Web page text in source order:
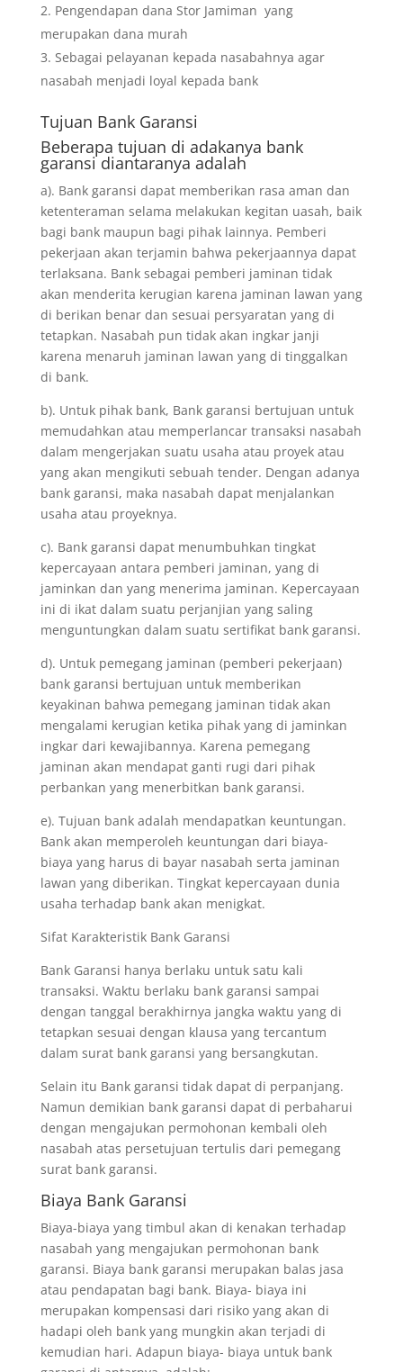
Pengendapan dana Stor Jamiman yang
merupakan dana murah
Sebagai pelayanan kepada nasabahnya agar
nasabah menjadi loyal kepada bank
Tujuan Bank Garansi
Beberapa tujuan di adakanya bank
garansi diantaranya adalah
a). Bank garansi dapat memberikan rasa aman dan
ketenteraman selama melakukan kegitan uasah, baik
bagi bank maupun bagi pihak lainnya. Pemberi
pekerjaan akan terjamin bahwa pekerjaannya dapat
terlaksana. Bank sebagai pemberi jaminan tidak
akan menderita kerugian karena jaminan lawan yang
di berikan benar dan sesuai persyaratan yang di
tetapkan. Nasabah pun tidak akan ingkar janji
karena menaruh jaminan lawan yang di tinggalkan
di bank.
b). Untuk pihak bank, Bank garansi bertujuan untuk
memudahkan atau memperlancar transaksi nasabah
dalam mengerjakan suatu usaha atau proyek atau
yang akan mengikuti sebuah tender. Dengan adanya
bank garansi, maka nasabah dapat menjalankan
usaha atau proyeknya.
c). Bank garansi dapat menumbuhkan tingkat
kepercayaan antara pemberi jaminan, yang di
jaminkan dan yang menerima jaminan. Kepercayaan
ini di ikat dalam suatu perjanjian yang saling
menguntungkan dalam suatu sertifikat bank garansi.
d). Untuk pemegang jaminan (pemberi pekerjaan)
bank garansi bertujuan untuk memberikan
keyakinan bahwa pemegang jaminan tidak akan
mengalami kerugian ketika pihak yang di jaminkan
ingkar dari kewajibannya. Karena pemegang
jaminan akan mendapat ganti rugi dari pihak
perbankan yang menerbitkan bank garansi.
e). Tujuan bank adalah mendapatkan keuntungan.
Bank akan memperoleh keuntungan dari biaya-
biaya yang harus di bayar nasabah serta jaminan
lawan yang diberikan. Tingkat kepercayaan dunia
usaha terhadap bank akan menigkat.
Sifat Karakteristik Bank Garansi
Bank Garansi hanya berlaku untuk satu kali
transaksi. Waktu berlaku bank garansi sampai
dengan tanggal berakhirnya jangka waktu yang di
tetapkan sesuai dengan klausa yang tercantum
dalam surat bank garansi yang bersangkutan.
Selain itu Bank garansi tidak dapat di perpanjang.
Namun demikian bank garansi dapat di perbaharui
dengan mengajukan permohonan kembali oleh
nasabah atas persetujuan tertulis dari pemegang
surat bank garansi.
Biaya Bank Garansi
Biaya-biaya yang timbul akan di kenakan terhadap
nasabah yang mengajukan permohonan bank
garansi. Biaya bank garansi merupakan balas jasa
atau pendapatan bagi bank. Biaya- biaya ini
merupakan kompensasi dari risiko yang akan di
hadapi oleh bank yang mungkin akan terjadi di
kemudian hari. Adapun biaya- biaya untuk bank